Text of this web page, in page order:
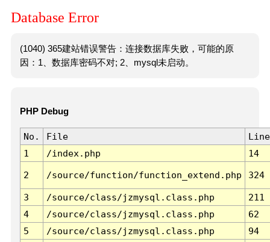
Database Error
(1040) 365建站错误警告：连接数据库失败，可能的原
因：1、数据库密码不对; 2、mysql未启动。
PHP Debug
No. File
Line
1
/index.php 14
2 /source/function/function_extend.php 324
3 /source/class/jzmysql.class.php
211
4
/source/class/jzmysql.class.php
62
5
/source/class/jzmysql.class.php
94